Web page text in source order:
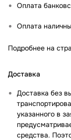
Оплата
Оплата
Подробнее на
Доставка
Доставка без
указанного в
средства.